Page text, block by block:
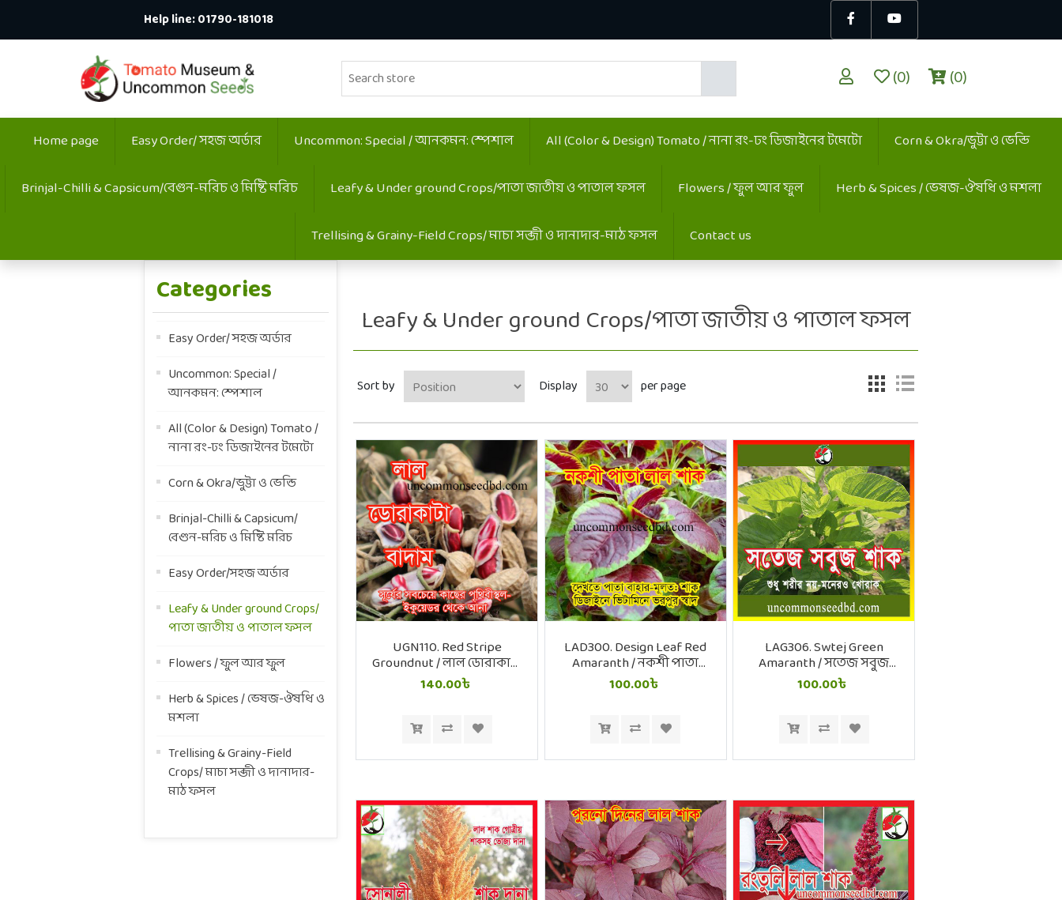
Help line:01790-181018
(0) (0)
Home page Easy Order/ সহজ অর্ডার Uncommon: Special / আনকমন: স্পেশাল All (Color & Design) Tomato / নানা রং-ঢং ডিজাইনের টমেটো Corn & Okra/ভুট্টা ও ভেন্ডি
Brinjal-Chilli & Capsicum/বেগুন-মরিচ ও মিষ্টি মরিচ Leafy & Under ground Crops/পাতা জাতীয় ও পাতাল ফসল Flowers / ফুল আর ফুল Herb & Spices / ভেষজ-ঔষধি ও মশলা
Trellising & Grainy-Field Crops/ মাচা সব্জী ও দানাদার-মাঠ ফসল Contact us
Categories
Easy Order/ সহজ অর্ডার
Uncommon: Special /
আনকমন: স্পেশাল
All (Color & Design) Tomato /
নানা রং-ঢং ডিজাইনের টমেটো
Corn & Okra/ভুট্টা ও ভেন্ডি
Brinjal-Chilli & Capsicum/
বেগুন-মরিচ ও মিষ্টি মরিচ
Easy Order/সহজ অর্ডার
Leafy & Under ground Crops/
পাতা জাতীয় ও পাতাল ফসল
Flowers / ফুল আর ফুল
Herb & Spices / ভেষজ-ঔষধি ও
মশলা
Trellising & Grainy-Field
Crops/ মাচা সব্জী ও দানাদার-
মাঠ ফসল
Leafy & Under ground Crops/পাতা জাতীয় ও পাতাল ফসল
Sort by Display per page
UGN110. Red Stripe
Groundnut / লাল ডোরাকাটা
বাদাম
140.00৳
LAD300. Design Leaf Red
Amaranth / নকশী পাতা
লাল শাক
100.00৳
LAG306. Swtej Green
Amaranth / সতেজ সবুজ
শাক
100.00৳